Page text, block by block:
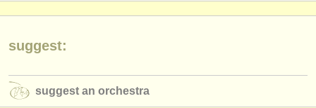
suggest:
suggest an orchestra